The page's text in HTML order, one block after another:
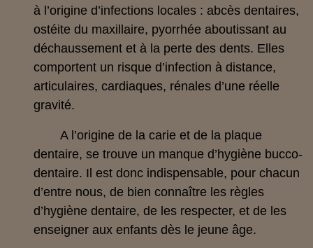
à l’origine d’infections locales : abcès dentaires,
ostéite du maxillaire, pyorrhée aboutissant au
déchaussement et à la perte des dents. Elles
comportent un risque d’infection à distance,
articulaires, cardiaques, rénales d’une réelle
gravité.
A l’origine de la carie et de la plaque
dentaire, se trouve un manque d’hygiène bucco-
dentaire. Il est donc indispensable, pour chacun
d’entre nous, de bien connaître les règles
d’hygiène dentaire, de les respecter, et de les
enseigner aux enfants dès le jeune âge.